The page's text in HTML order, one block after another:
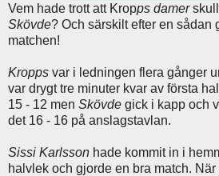
Vem hade trott att Kropps damer
Skövde? Och särskilt efter en sådan
matchen!
Kropps var i ledningen flera gånger
var drygt tre minuter kvar av första
15 - 12 men Skövde gick i kapp och
det 16 - 16 på anslagstavlan.
Sissi Karlsson hade kommit in i
halvlek och gjorde en bra match.